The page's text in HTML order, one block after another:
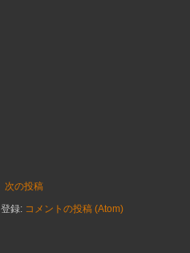
次の投稿
登録: コメントの投稿 (Atom)